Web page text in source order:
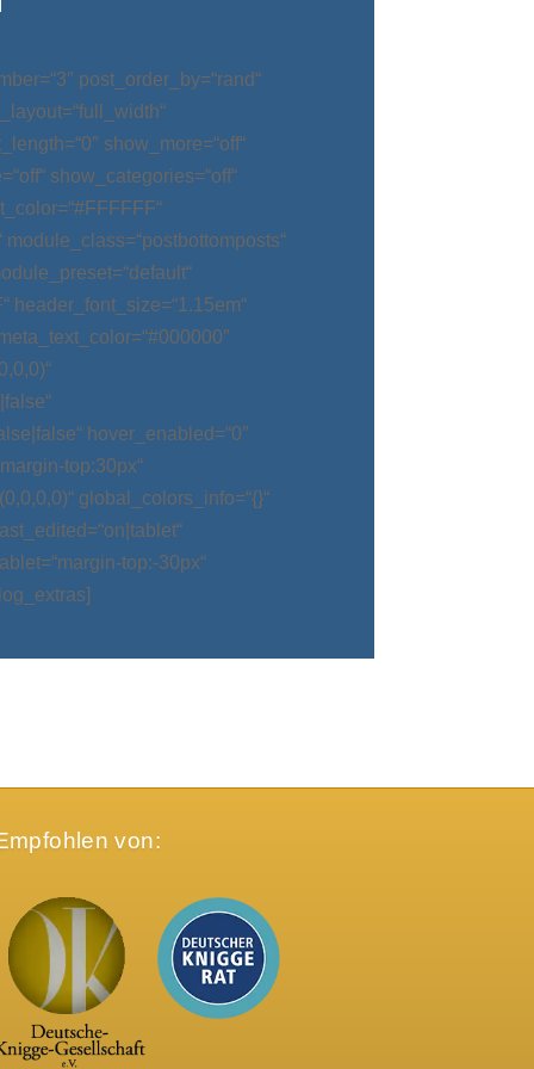
post_order_by=“rand“
show_more=“off“
show_categories=“off“
header_font_size=“1.15em“
hover_enabled=“0″
top:30px“
global_colors_info=“{}“
top:-30px“
von: